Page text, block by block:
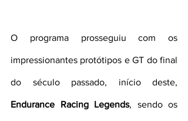
O programa prosseguiu com os
impressionantes protótipos e GT do final
Endurance Racing Legends, sendo os